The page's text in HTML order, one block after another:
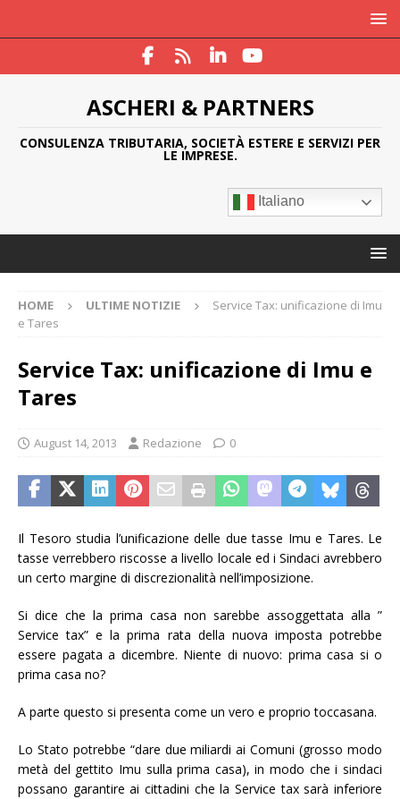
ASCHERI & PARTNERS
CONSULENZA TRIBUTARIA, SOCIETÀ ESTERE E SERVIZI PER
LE IMPRESE.
Italiano
HOME ULTIME NOTIZIE
Service Tax: unificazione di Imu
e Tares
Service Tax: unificazione di Imu e
Tares
August 14, 2013 Redazione 0
Il Tesoro studia l’unificazione delle due tasse Imu e Tares. Le
tasse verrebbero riscosse a livello locale ed i Sindaci avrebbero
un certo margine di discrezionalità nell’imposizione.
Si dice che la prima casa non sarebbe assoggettata alla ”
Service tax” e la prima rata della nuova imposta potrebbe
essere pagata a dicembre. Niente di nuovo: prima casa si o
prima casa no?
A parte questo si presenta come un vero e proprio toccasana.
Lo Stato potrebbe “dare due miliardi ai Comuni (grosso modo
metà del gettito Imu sulla prima casa), in modo che i sindaci
possano garantire ai cittadini che la Service tax sarà inferiore